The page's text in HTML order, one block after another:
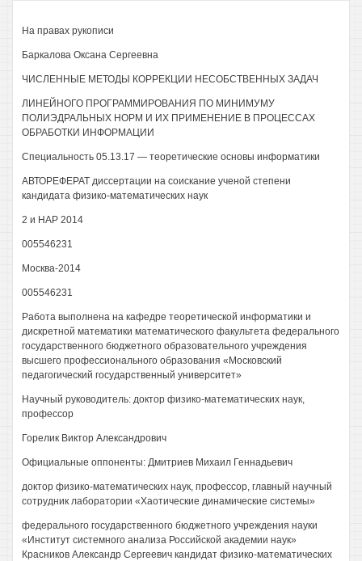
На правах рукописи
Баркалова Оксана Сергеевна
ЧИСЛЕННЫЕ МЕТОДЫ КОРРЕКЦИИ НЕСОБСТВЕННЫХ ЗАДАЧ
ЛИНЕЙНОГО ПРОГРАММИРОВАНИЯ ПО МИНИМУМУ
ПОЛИЭДРАЛЬНЫХ НОРМ И ИХ ПРИМЕНЕНИЕ В ПРОЦЕССАХ
ОБРАБОТКИ ИНФОРМАЦИИ
Специальность 05.13.17 — теоретические основы информатики
АВТОРЕФЕРАТ диссертации на соискание ученой степени
кандидата физико-математических наук
2 и НАР 2014
005546231
Москва-2014
005546231
Работа выполнена на кафедре теоретической информатики и
дискретной математики математического факультета федерального
государственного бюджетного образовательного учреждения
высшего профессионального образования «Московский
педагогический государственный университет»
Научный руководитель: доктор физико-математических наук,
профессор
Горелик Виктор Александрович
Официальные оппоненты: Дмитриев Михаил Геннадьевич
доктор физико-математических наук, профессор, главный научный
сотрудник лаборатории «Хаотические динамические системы»
федерального государственного бюджетного учреждения науки
«Институт системного анализа Российской академии наук»
Красников Александр Сергеевич кандидат физико-математических